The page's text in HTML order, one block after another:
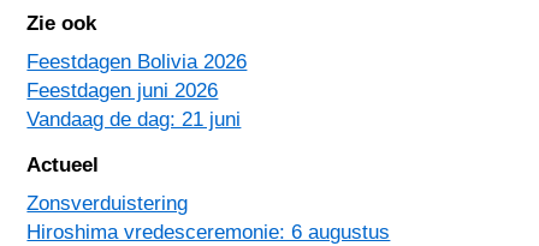
Zie ook
Feestdagen Bolivia 2026
Feestdagen juni 2026
Vandaag de dag: 21 juni
Actueel
Zonsverduistering
Hiroshima vredesceremonie: 6 augustus